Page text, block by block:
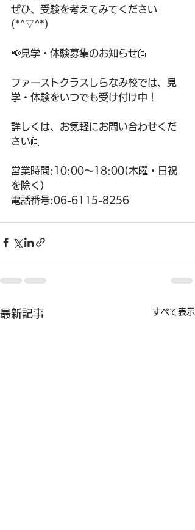
ぜひ、受験を考えてみてください
(*^▽^*)
📢見学・体験募集のお知らせ🙋
ファーストクラスしらなみ校では、見
学・体験をいつでも受け付け中！
詳しくは、お気軽にお問い合わせくだ
さい🙋
営業時間:10:00〜18:00(木曜・日祝
を除く）
電話番号:06-6115-8256
最新記事 すべて表示